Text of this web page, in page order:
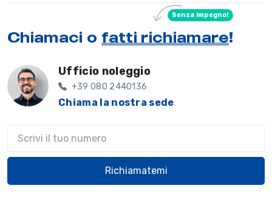
Chiamaci o fatti richiamare!
Senza impegno!
Ufficio noleggio
+39 080 2440136
Chiama la nostra sede
Richiamatemi